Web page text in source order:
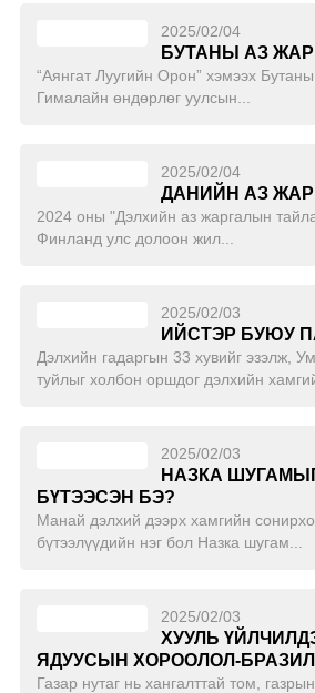
2025/02/04
БУТАНЫ АЗ
“Аянгат Луугийн Орон” хэмээх
Гималайн өндөрлөг уулсын...
2025/02/04
ДАНИЙН АЗ
2024 оны "Дэлхийн аз жаргалын
Финланд улс долоон жил...
2025/02/03
ИЙСТЭР БУЮУ
Дэлхийн гадаргын 33 хувийг эзэлж,
туйлыг холбон оршдог дэлхийн
2025/02/03
НАЗКА
БҮТЭЭСЭН БЭ?
Манай дэлхий дээрх хамгийн
бүтээлүүдийн нэг бол Назка шугам...
2025/02/03
ХУУЛЬ
ЯДУУСЫН ХОРООЛОЛ-БРАЗИЛ
Газар нутаг нь хангалттай том,